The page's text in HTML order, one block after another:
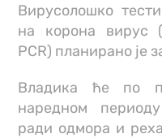
Вирусолошко
на корона вирус
PCR) планирано је
Владика ће по
наредном
ради одмора и